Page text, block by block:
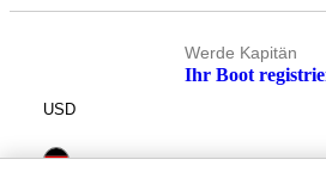
Werde Kapitän
Ihr Boot
USD